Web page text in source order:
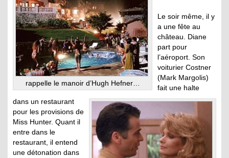
rappelle le manoir d’Hugh Hefner…
Le soir même, il y
a une fête au
château. Diane
part pour
l’aéroport. Son
voiturier Costner
(Mark Margolis)
fait une halte
dans un restaurant
pour les provisions de
Miss Hunter. Quant il
entre dans le
restaurant, il entend
une détonation dans